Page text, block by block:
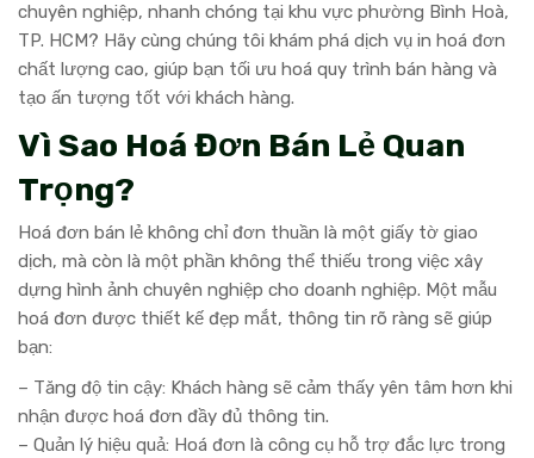
chuyên nghiệp, nhanh chóng tại khu vực phường Bình Hoà,
TP. HCM? Hãy cùng chúng tôi khám phá dịch vụ in hoá đơn
chất lượng cao, giúp bạn tối ưu hoá quy trình bán hàng và
tạo ấn tượng tốt với khách hàng.
Vì Sao Hoá Đơn Bán Lẻ Quan
Trọng?
Hoá đơn bán lẻ không chỉ đơn thuần là một giấy tờ giao
dịch, mà còn là một phần không thể thiếu trong việc xây
dựng hình ảnh chuyên nghiệp cho doanh nghiệp. Một mẫu
hoá đơn được thiết kế đẹp mắt, thông tin rõ ràng sẽ giúp
bạn:
– Tăng độ tin cậy: Khách hàng sẽ cảm thấy yên tâm hơn khi
nhận được hoá đơn đầy đủ thông tin.
– Quản lý hiệu quả: Hoá đơn là công cụ hỗ trợ đắc lực trong